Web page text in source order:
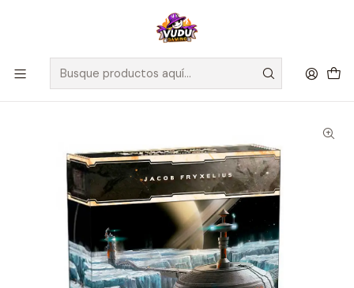
🚀 ¡Despachamos a todo Chile! Envío GRATIS a Regiones sobre
$100.000 y a RM sobre $35.000
Inicio Juegos de Mesa Editorial Maldito Games
Terraforming Expansión Colonias - Español